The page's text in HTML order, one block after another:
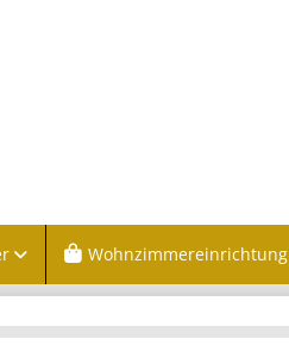
Wohnzimmereinrichtung